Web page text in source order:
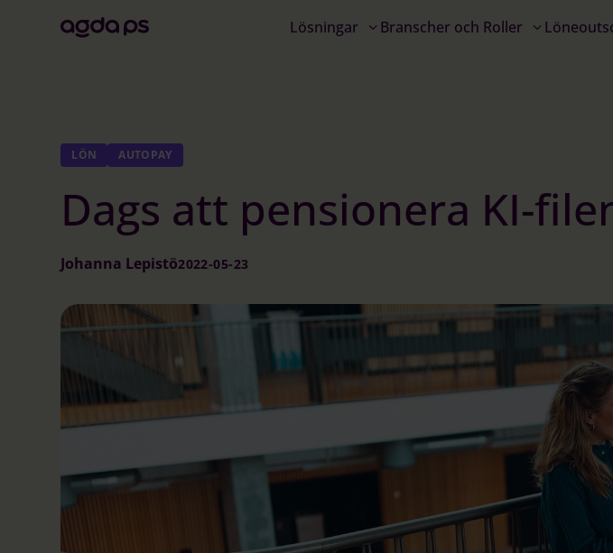
Lösningar Branscher och Roller
LÖN AUTOPAY
Dags att pensionera KI-
Johanna Lepistö2022-05-23